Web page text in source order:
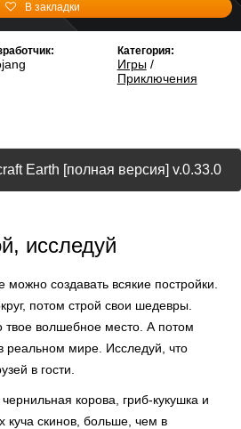
В закладки
Категория:
Игры/
Приключения
Earth [полная версия] v.0.33.0
исследуй
можно создавать всякие постройки.
потом строй свои шедевры.
волшебное место. А потом
реальном мире. Исследуй, что
в гости.
корова, гриб-кукушка и
куча скинов, больше, чем в